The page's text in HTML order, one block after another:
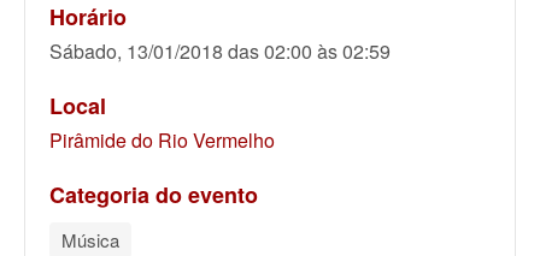
Horário
Sábado, 13/01/2018 das 02:00 às 02:59
Local
Pirâmide do Rio Vermelho
Categoria do evento
Música